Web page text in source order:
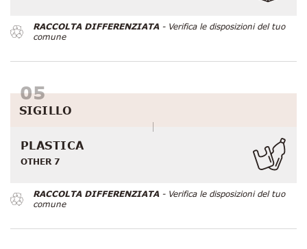
RACCOLTA DIFFERENZIATA- Verifica le disposizioni del tuo
comune
SIGILLO
PLASTICA
OTHER 7
RACCOLTA DIFFERENZIATA- Verifica le disposizioni del tuo
comune